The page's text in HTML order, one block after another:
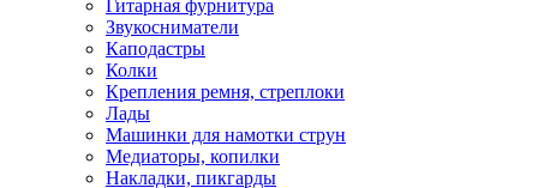
Гитарная фурнитура
Звукосниматели
Каподастры
Колки
Крепления ремня, стреплоки
Лады
Машинки для намотки струн
Медиаторы, копилки
Накладки, пикгарды